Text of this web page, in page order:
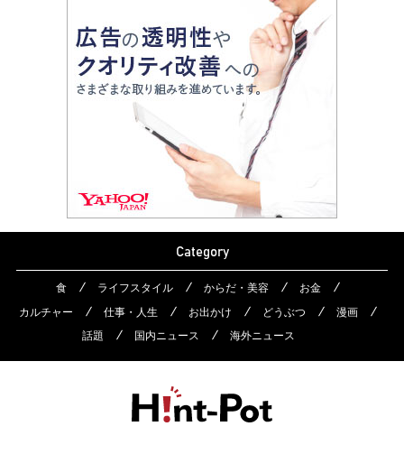
Category
食 ライフスタイル からだ・美容
お金
カルチャー
仕事・人生 お出かけ どうぶつ
漫画
話題
国内ニュース 海外ニュース